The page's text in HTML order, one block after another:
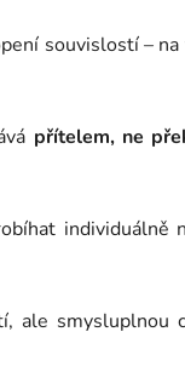
souvislostí –
přítelem, ne